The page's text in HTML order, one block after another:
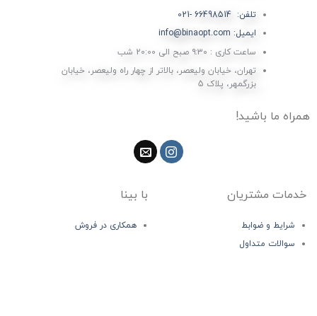
تلفن: 66498514 -021
ایمیل: info@binaopt.com
ساعت کاری : ۹:۳۰ صبح الی 20:00 شب
تهران، خیابان ولیعصر، بالاتر از چهار راه ولیعصر، خیابان
بزرگمهر، پلاک 5
همراه ما باشید!
خدمات مشتریان
شرایط و ضوابط
سوالات متداول
با بینا
همکاری در فروش